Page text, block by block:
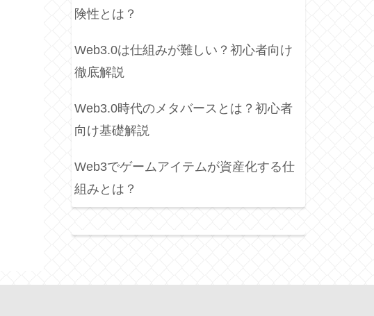
険性とは？
Web3.0は仕組みが難しい？初心者向け
徹底解説
Web3.0時代のメタバースとは？初心者
向け基礎解説
Web3でゲームアイテムが資産化する仕
組みとは？